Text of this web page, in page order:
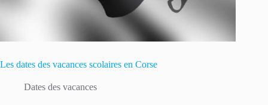
Les dates des vacances scolaires en Corse
Dates des vacances